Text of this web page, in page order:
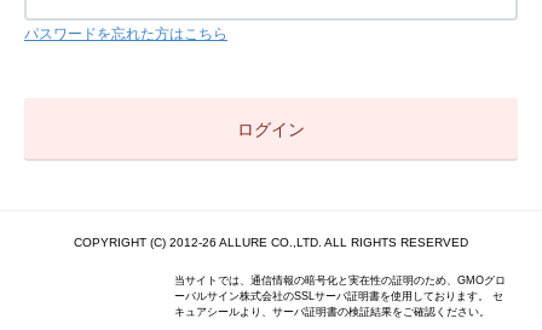
パスワードを忘れた方はこちら
COPYRIGHT (C) 2012-26 ALLURE CO.,LTD. ALL RIGHTS RESERVED
当サイトでは、通信情報の暗号化と実在性の証明のため、GMOグロ
ーバルサイン株式会社のSSLサーバ証明書を使用しております。 セ
キュアシールより、サーバ証明書の検証結果をご確認ください。